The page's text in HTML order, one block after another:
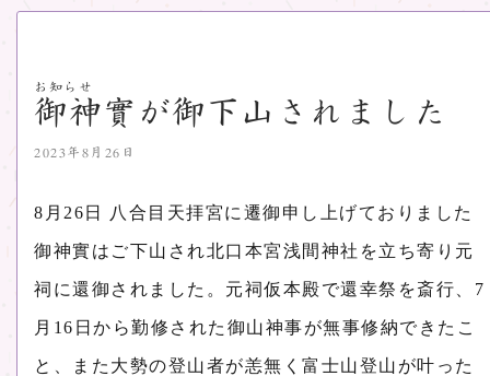
お知らせ
御神實が御下山されました
2023年8月26日
8月26日 八合目天拝宮に遷御申し上げておりました
御神實はご下山され北口本宮浅間神社を立ち寄り元
祠に還御されました。元祠仮本殿で還幸祭を斎行、7
月16日から勤修された御山神事が無事修納できたこ
と、また大勢の登山者が恙無く富士山登山が叶った